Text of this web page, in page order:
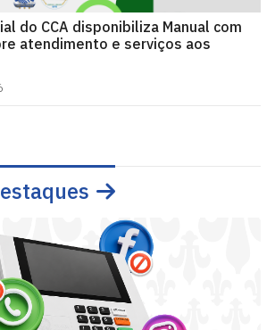
do CCA disponibiliza Manual com
atendimento e serviços aos